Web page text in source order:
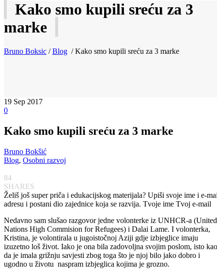
Kako smo kupili sreću za 3
marke
Bruno Boksic /Blog /Kako smo kupili sreću za 3 marke
19 Sep 2017
0
Kako smo kupili sreću za 3 marke
Bruno Bokšić
Blog, Osobni razvoj
84
SHARES
Želiš još super priča i edukacijskog materijala? Upiši svoje ime i e-
adresu i postani dio zajednice koja se razvija. Tvoje ime Tvoj e-mail
Nedavno sam slušao razgovor jedne volonterke iz UNHCR-a (United
Nations High Commision for Refugees) i Dalai Lame. I volonterka,
Kristina, je volontirala u jugoistočnoj Aziji gdje izbjeglice imaju
izuzetno loš život. Iako je ona bila zadovoljna svojim poslom, isto kao
da je imala grižnju savjesti zbog toga što je njoj bilo jako dobro i
ugodno u životu naspram izbjeglica kojima je grozno.